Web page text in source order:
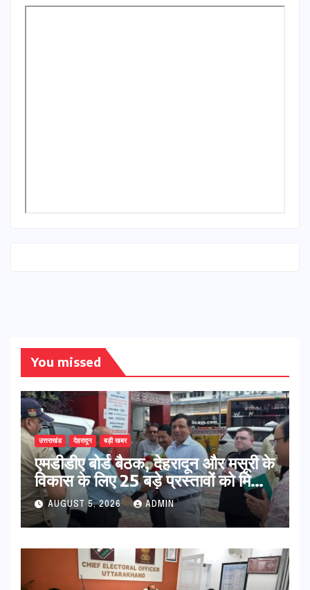
You missed
उत्तराखंड देहरादून बड़ी खबर
एमडीडीए बोर्ड बैठक, देहरादून और मसूरी के
विकास के लिए 25 बड़े प्रस्तावों को मिली
हरी झंडी
AUGUST 5, 2026 ADMIN